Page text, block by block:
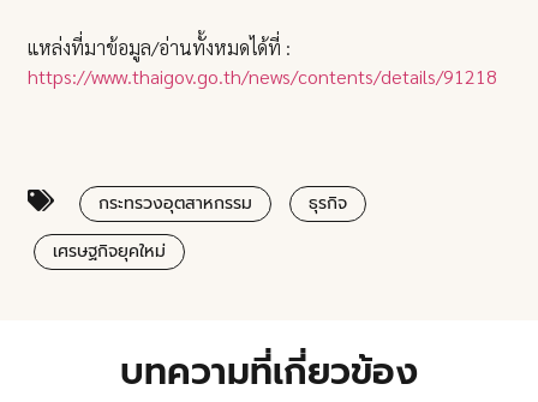
แหล่งที่มาข้อมูล/อ่านทั้งหมดได้ที่ :
https://www.thaigov.go.th/news/contents/details/91218
กระทรวงอุตสาหกรรม
ธุรกิจ
เศรษฐกิจยุคใหม่
บทความที่เกี่ยวข้อง